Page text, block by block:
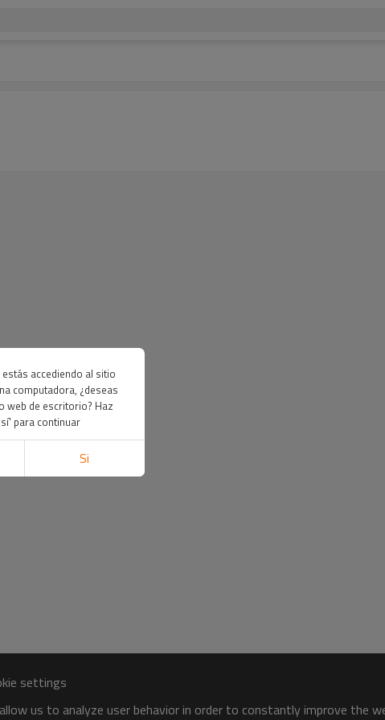
settings
us to analyze user behavior in order to constantly improve the
accediendo al sitio
computadora, ¿deseas
web de escritorio? Haz
para continuar
Si